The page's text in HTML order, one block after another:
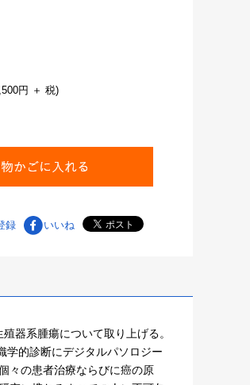
円 ＋ 税)
録 いいね
器系腫瘍について取り上げる。
学的診断にデジタルパソロジー
々の患者治療ならびに癌の原